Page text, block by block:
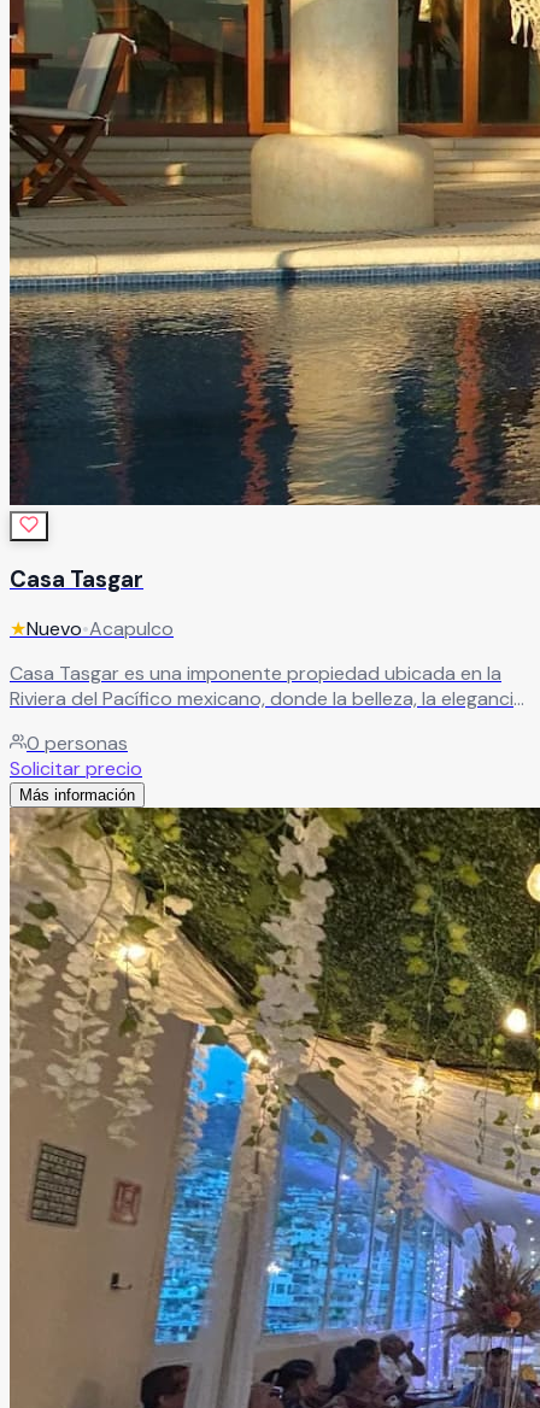
Casa Tasgar
★Nuevo•Acapulco
Casa Tasgar es una imponente propiedad ubicada en la
Riviera del Pacífico mexicano, donde la belleza, la elegancia
acogedor que distingue a la región. Un espacio único que
ofrece el escenario perfecto para eventos sofisticados,
rodeados de estilo, confort y una atmósfera inolvidable.
Leer más
0 personas
Solicitar precio
Más información